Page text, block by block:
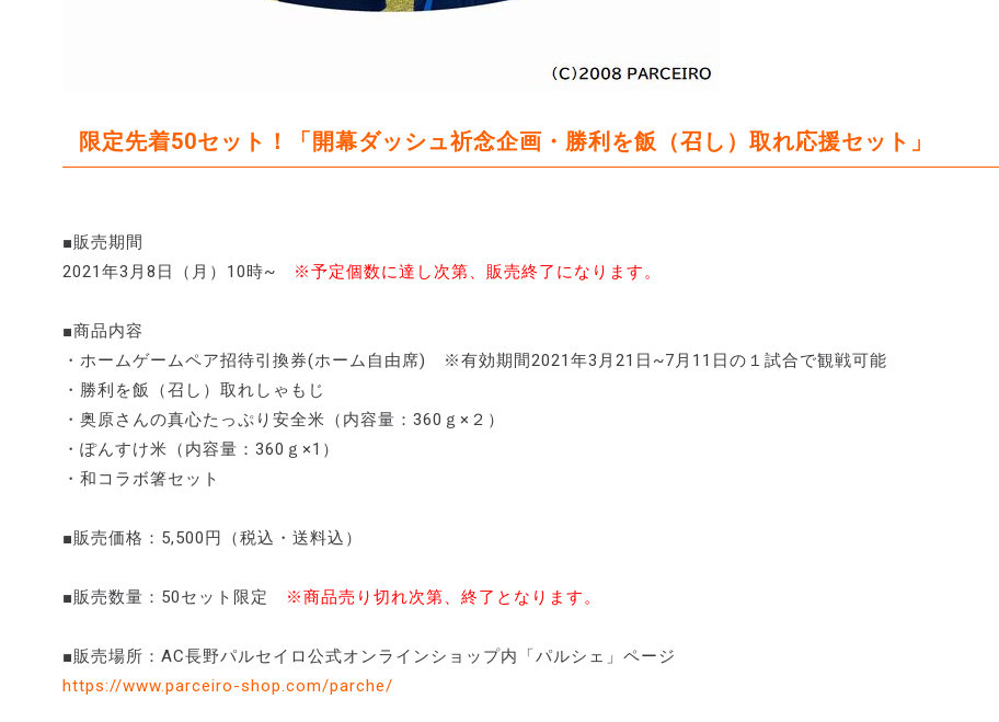
限定先着50セット！「開幕ダッシュ祈念企画・勝利を飯（召し）取れ応援セット」
■販売期間
2021年3月8日（月）10時~
※予定個数に達し次第、販売終了になります。
■商品内容
・ホームゲームペア招待引換券(ホーム自由席) ※有効期間2021年3月21日~7月11日の１試合で観戦可能
・勝利を飯（召し）取れしゃもじ
・奥原さんの真心たっぷり安全米（内容量：360ｇ×２）
・ぽんすけ米（内容量：360ｇ×1）
・和コラボ箸セット
■販売価格：5,500円（税込・送料込）
■販売数量：50セット限定 ※商品売り切れ次第、終了となります。
■販売場所：AC長野パルセイロ公式オンラインショップ内「パルシェ」ページ
https://www.parceiro-shop.com/parche/